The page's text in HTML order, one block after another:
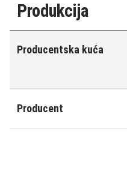
Produkcija
Producentska kuća
Producent